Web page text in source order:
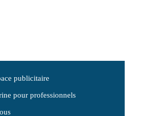
publicitaire
pour professionnels